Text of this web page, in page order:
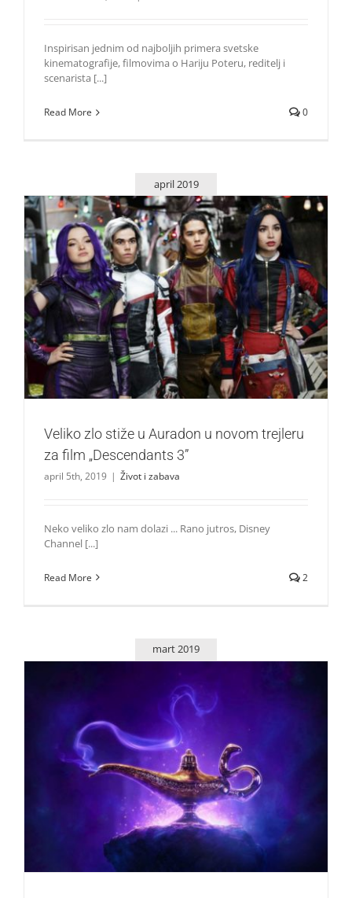
Inspirisan jednim od najboljih primera svetske
kinematografije, filmovima o Hariju Poteru, reditelj i
scenarista [...]
Read More 0
april 2019
Veliko zlo stiže u Auradon u novom trejleru za film
„Descendants 3”
Život i zabava
Veliko zlo stiže u Auradon u novom trejleru
za film „Descendants 3”
april 5th, 2019 | Život i zabava
Neko veliko zlo nam dolazi ... Rano jutros, Disney
Channel [...]
Read More 2
mart 2019
Stigao zvanični trejler za „Aladdina”
Život i zabava